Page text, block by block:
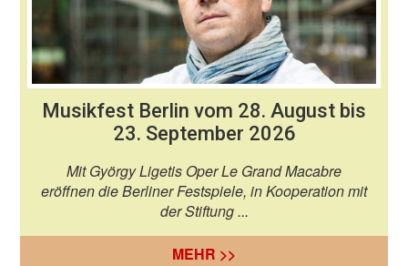
Musikfest Berlin vom 28. August bis
23. September 2026
Mit György Ligetis Oper Le Grand Macabre
eröffnen die Berliner Festspiele, in Kooperation mit
der Stiftung ...
MEHR >>